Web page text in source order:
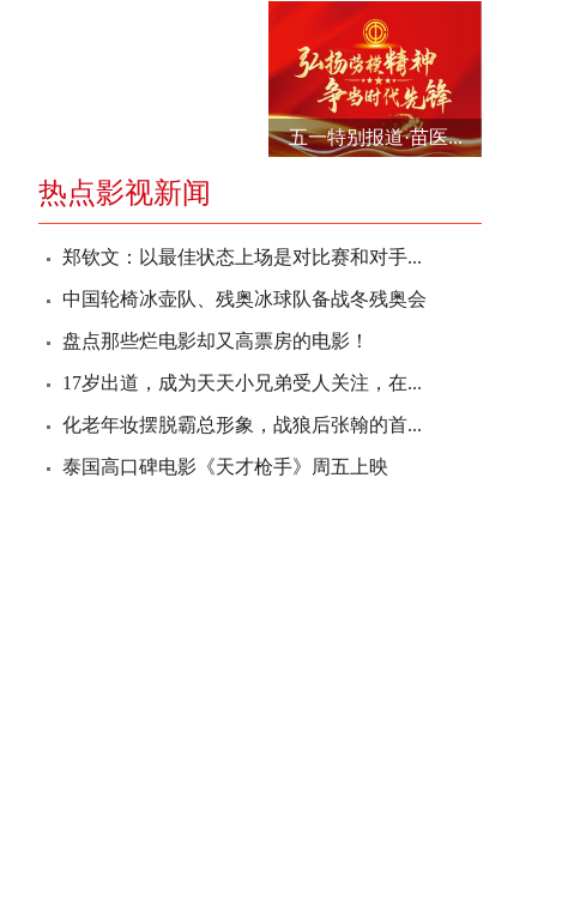
五一特别报道·苗医...
热点影视新闻
郑钦文：以最佳状态上场是对比赛和对手...
中国轮椅冰壶队、残奥冰球队备战冬残奥会
盘点那些烂电影却又高票房的电影！
17岁出道，成为天天小兄弟受人关注，在...
化老年妆摆脱霸总形象，战狼后张翰的首...
泰国高口碑电影《天才枪手》周五上映